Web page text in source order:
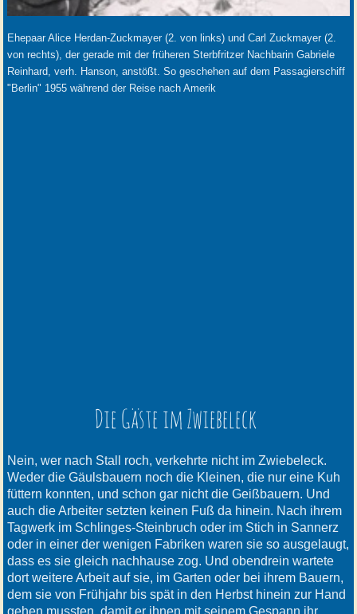
Ehepaar Alice Herdan-Zuckmayer (2. von links) und Carl Zuckmayer (2.
von rechts), der gerade mit der früheren Sterbfritzer Nachbarin Gabriele
Reinhard, verh. Hanson, anstößt. So geschehen auf dem Passagierschiff
"Berlin" 1955 während der Reise nach Amerik
Die Gäste im Zwiebeleck
Nein, wer nach Stall roch, verkehrte nicht im Zwiebeleck.
Weder die Gäulsbauern noch die Kleinen, die nur eine Kuh
füttern konnten, und schon gar nicht die Geißbauern. Und
auch die Arbeiter setzten keinen Fuß da hinein. Nach ihrem
Tagwerk im Schlinges-Steinbruch oder im Stich in Sannerz
oder in einer der wenigen Fabriken waren sie so ausgelaugt,
dass es sie gleich nachhause zog. Und obendrein wartete
dort weitere Arbeit auf sie, im Garten oder bei ihrem Bauern,
dem sie von Frühjahr bis spät in den Herbst hinein zur Hand